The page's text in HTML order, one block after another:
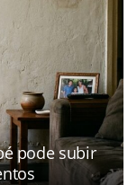
pode subir